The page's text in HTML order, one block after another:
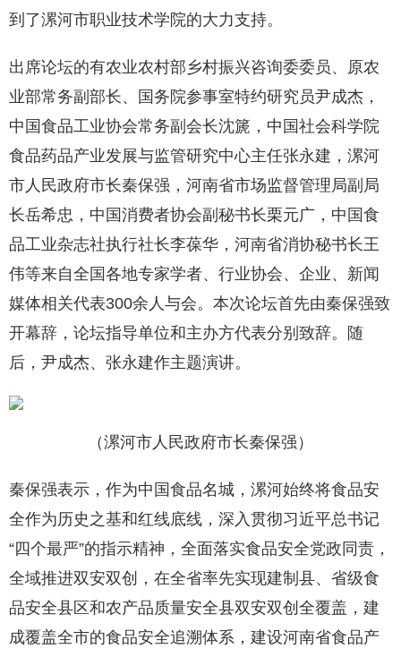
到了漯河市职业技术学院的大力支持。
出席论坛的有农业农村部乡村振兴咨询委委员、原农
业部常务副部长、国务院参事室特约研究员尹成杰，
中国食品工业协会常务副会长沈篪，中国社会科学院
食品药品产业发展与监管研究中心主任张永建，漯河
市人民政府市长秦保强，河南省市场监督管理局副局
长岳希忠，中国消费者协会副秘书长栗元广，中国食
品工业杂志社执行社长李葆华，河南省消协秘书长王
伟等来自全国各地专家学者、行业协会、企业、新闻
媒体相关代表300余人与会。本次论坛首先由秦保强致
开幕辞，论坛指导单位和主办方代表分别致辞。随
后，尹成杰、张永建作主题演讲。
（漯河市人民政府市长秦保强）
秦保强表示，作为中国食品名城，漯河始终将食品安
全作为历史之基和红线底线，深入贯彻习近平总书记
“四个最严”的指示精神，全面落实食品安全党政同责，
全域推进双安双创，在全省率先实现建制县、省级食
品安全县区和农产品质量安全县双安双创全覆盖，建
成覆盖全市的食品安全追溯体系，建设河南省食品产